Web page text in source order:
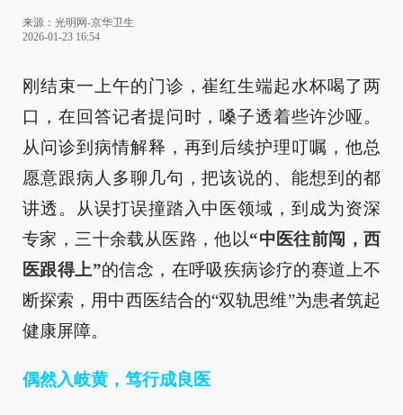
来源： 光明网-京华卫生
2026-01-23 16:54
刚结束一上午的门诊，崔红生端起水杯喝了两
口，在回答记者提问时，嗓子透着些许沙哑。
从问诊到病情解释，再到后续护理叮嘱，他总
愿意跟病人多聊几句，把该说的、能想到的都
讲透。从误打误撞踏入中医领域，到成为资深
专家，三十余载从医路，他以“中医往前闯，西
医跟得上”的信念，在呼吸疾病诊疗的赛道上不
断探索，用中西医结合的“双轨思维”为患者筑起
健康屏障。
偶然入岐黄，笃行成良医